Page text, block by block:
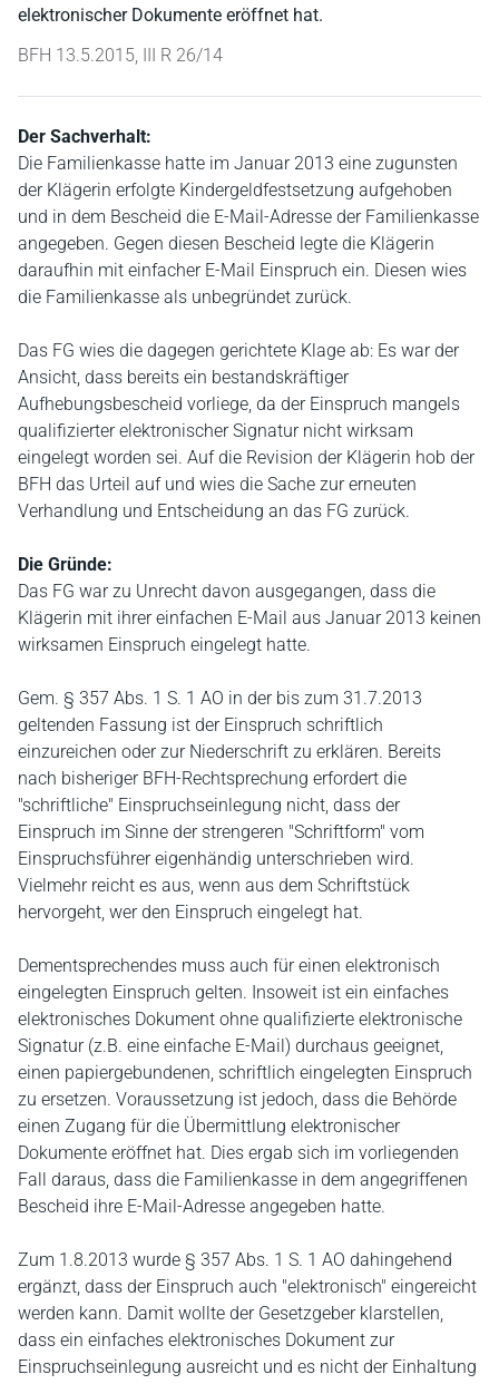
elektronischer Dokumente eröffnet hat.
BFH 13.5.2015, III R 26/14
Der Sachverhalt:
Die Familienkasse hatte im Januar 2013 eine zugunsten
der Klägerin erfolgte Kindergeldfestsetzung aufgehoben
und in dem Bescheid die E-Mail-Adresse der Familienkasse
angegeben. Gegen diesen Bescheid legte die Klägerin
daraufhin mit einfacher E-Mail Einspruch ein. Diesen wies
die Familienkasse als unbegründet zurück.
Das FG wies die dagegen gerichtete Klage ab: Es war der
Ansicht, dass bereits ein bestandskräftiger
Aufhebungsbescheid vorliege, da der Einspruch mangels
qualifizierter elektronischer Signatur nicht wirksam
eingelegt worden sei. Auf die Revision der Klägerin hob der
BFH das Urteil auf und wies die Sache zur erneuten
Verhandlung und Entscheidung an das FG zurück.
Die Gründe:
Das FG war zu Unrecht davon ausgegangen, dass die
Klägerin mit ihrer einfachen E-Mail aus Januar 2013 keinen
wirksamen Einspruch eingelegt hatte.
Gem. § 357 Abs. 1 S. 1 AO in der bis zum 31.7.2013
geltenden Fassung ist der Einspruch schriftlich
einzureichen oder zur Niederschrift zu erklären. Bereits
nach bisheriger BFH-Rechtsprechung erfordert die
"schriftliche" Einspruchseinlegung nicht, dass der
Einspruch im Sinne der strengeren "Schriftform" vom
Einspruchsführer eigenhändig unterschrieben wird.
Vielmehr reicht es aus, wenn aus dem Schriftstück
hervorgeht, wer den Einspruch eingelegt hat.
Dementsprechendes muss auch für einen elektronisch
eingelegten Einspruch gelten. Insoweit ist ein einfaches
elektronisches Dokument ohne qualifizierte elektronische
Signatur (z.B. eine einfache E-Mail) durchaus geeignet,
einen papiergebundenen, schriftlich eingelegten Einspruch
zu ersetzen. Voraussetzung ist jedoch, dass die Behörde
einen Zugang für die Übermittlung elektronischer
Dokumente eröffnet hat. Dies ergab sich im vorliegenden
Fall daraus, dass die Familienkasse in dem angegriffenen
Bescheid ihre E-Mail-Adresse angegeben hatte.
Zum 1.8.2013 wurde § 357 Abs. 1 S. 1 AO dahingehend
ergänzt, dass der Einspruch auch "elektronisch" eingereicht
werden kann. Damit wollte der Gesetzgeber klarstellen,
dass ein einfaches elektronisches Dokument zur
Einspruchseinlegung ausreicht und es nicht der Einhaltung